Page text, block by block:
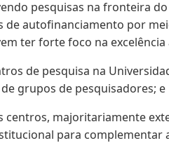
pesquisas na fronteira
de autofinanciamento por
ter forte foco na
de pesquisa na
grupos de pesquisadores; e
majoritariamente
para